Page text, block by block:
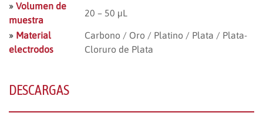
» Volumen de
muestra
20 – 50 µL
» Material
electrodos
Carbono / Oro / Platino / Plata / Plata-
Cloruro de Plata
DESCARGAS